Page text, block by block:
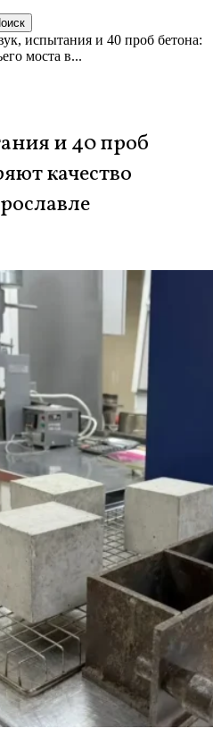
испытания и 40 проб бетона:
моста в...
и 40 проб
качество